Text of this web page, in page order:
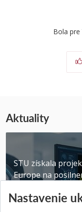
Bola
Aktuality
STU získala
Europe na
Publikované
Nastavenie